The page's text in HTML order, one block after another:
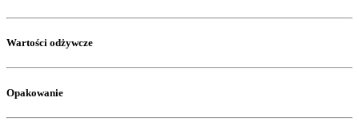
Wartości odżywcze
Opakowanie